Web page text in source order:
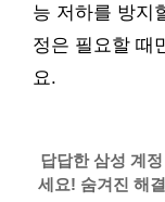
능 저하를 방지
정은 필요할 때
요.
답답한 삼성 계
세요! 숨겨진 해